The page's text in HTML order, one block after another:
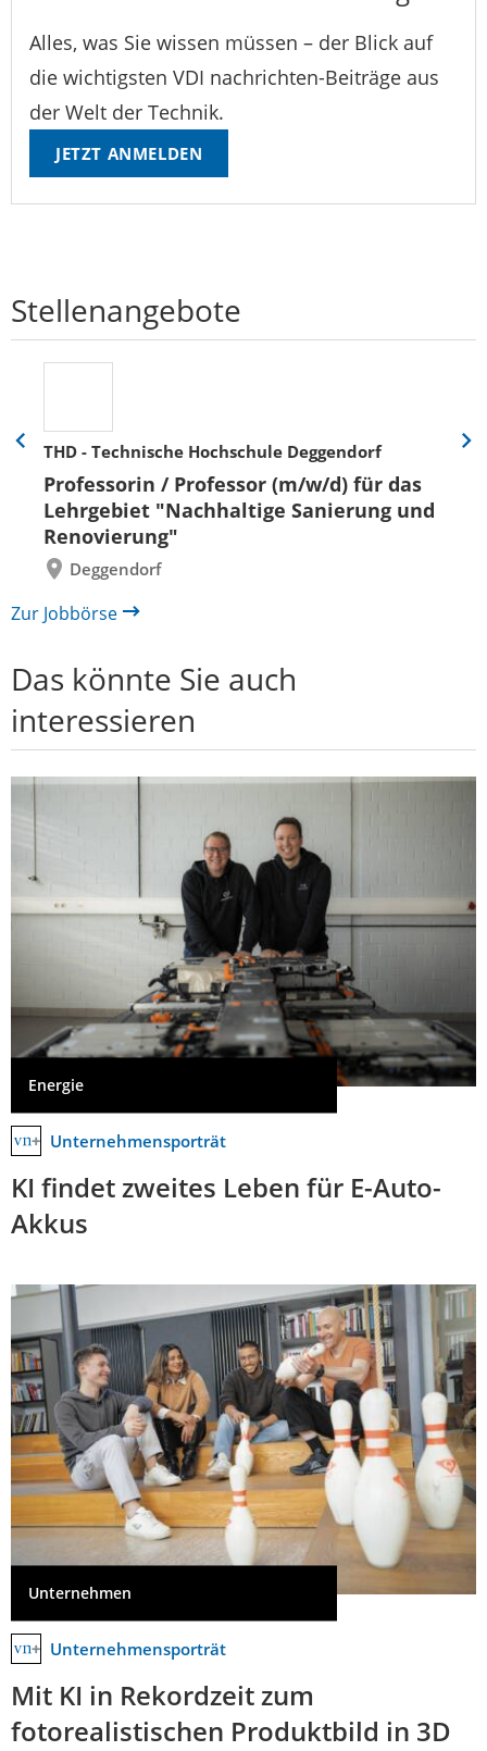
Alles, was Sie wissen müssen – der Blick auf
die wichtigsten VDI nachrichten-Beiträge aus
der Welt der Technik.
JETZT ANMELDEN
Stellenangebote
THD - Technische Hochschule Deggendorf
Professorin / Professor (m/w/d) für das
Lehrgebiet "Nachhaltige Sanierung und
Renovierung"
Deggendorf
Eine
zurück
Eine
Zur Jobbörse
Das könnte Sie auch
interessieren
Energie
Unternehmensporträt
KI findet zweites Leben für E-Auto-
Akkus
Unternehmen
Unternehmensporträt
Mit KI in Rekordzeit zum
fotorealistischen Produktbild in 3D